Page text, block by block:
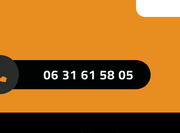
06 31 61 58 05